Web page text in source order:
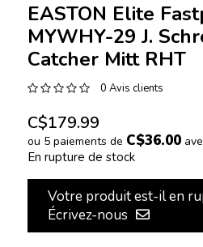
EASTON Elite
MYWHY-29 J.
Catcher Mitt RHT
0 Avis clients
C$179.99
ou 5 paiements de C$36.00
En rupture de stock
Votre produit est-il en
Écrivez-nous